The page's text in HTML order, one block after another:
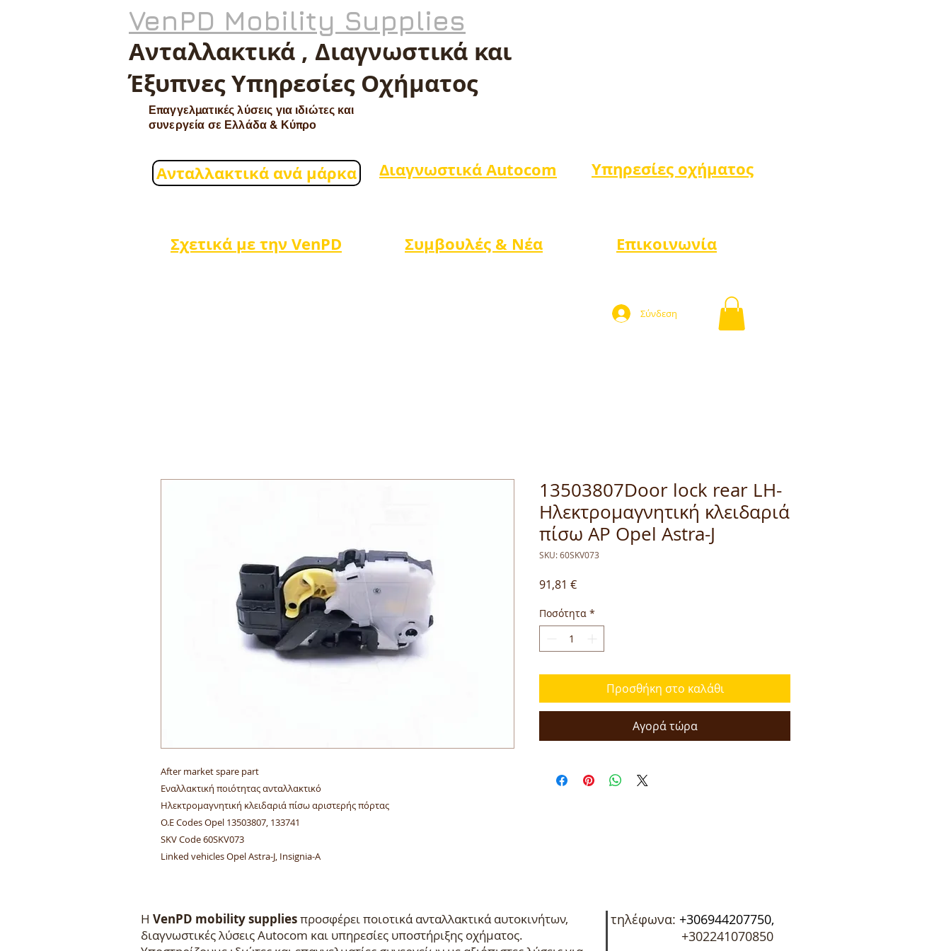
VenPD Mobility Supplies
Ανταλλακτικά , Διαγνωστικά και
Έξυπνες Υπηρεσίες Οχήματος
Επαγγελματικές λύσεις για ιδιώτες και
συνεργεία σε Ελλάδα & Κύπρο
Ανταλλακτικά ανά μάρκα Διαγνωστικά Autocom Υπηρεσίες οχήματος
Σχετικά με την VenPD Συμβουλές & Νέα Επικοινωνία
Σύνδεση
After market spare part
Εναλλακτική ποιότητας ανταλλακτικό
Ηλεκτρομαγνητική κλειδαριά πίσω αριστερής πόρτας
O.E Codes Opel 13503807, 133741
SKV Code 60SKV073
Linked vehicles Opel Astra-J, Insignia-A
13503807Door lock rear LH-
Ηλεκτρομαγνητική κλειδαριά
πίσω ΑΡ Opel Astra-J
SKU: 60SKV073
91,81 €Τιμή
Ποσότητα *
Προσθήκη στο καλάθι
Αγορά τώρα
Η VenPD mobility suppliesπροσφέρει ποιοτικά ανταλλακτικά αυτοκινήτων,
διαγνωστικές λύσεις Autocom και υπηρεσίες υποστήριξης οχήματος.
τηλέφωνα: +306944207750,
+302241070850